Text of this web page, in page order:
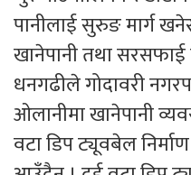
पानीलाई सुरुङ मार्ग
खानेपानी तथा सरसफाई
धनगढीले गोदावरी
ओलानीमा खानेपानी
वटा डिप ट्यूवबेल